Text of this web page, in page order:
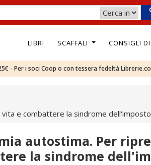
LIBRI SCAFFALI CONSIGLI
- Per i soci Coop o con tessera fedeltà
e combattere la sindrome
autostima. Per
la sindrome